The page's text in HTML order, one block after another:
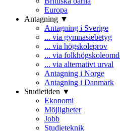
Europa
Antagning ▼
Antagning i Sverige
... via gymnasiebetyg
... via högskoleprov
... via
... via alternativt urval
Antagning i Norge
Antagning i Danmark
Studietiden ▼
Ekonomi
Möjligheter
Jobb
Studieteknik